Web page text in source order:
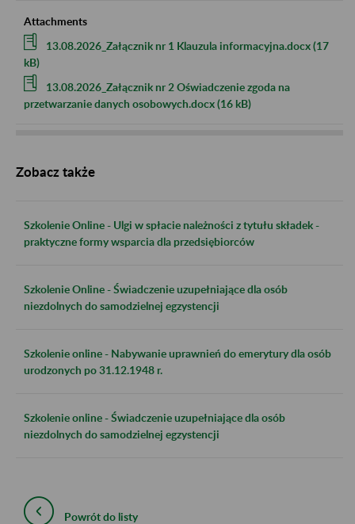
Attachments
13.08.2026_Załącznik nr 1 Klauzula informacyjna.docx (17
kB)
13.08.2026_Załącznik nr 2 Oświadczenie zgoda na
przetwarzanie danych osobowych.docx (16 kB)
Zobacz także
Szkolenie Online - Ulgi w spłacie należności z tytułu składek -
praktyczne formy wsparcia dla przedsiębiorców
Szkolenie Online - Świadczenie uzupełniające dla osób
niezdolnych do samodzielnej egzystencji
Szkolenie online - Nabywanie uprawnień do emerytury dla osób
urodzonych po 31.12.1948 r.
Szkolenie online - Świadczenie uzupełniające dla osób
niezdolnych do samodzielnej egzystencji
Powrót do listy